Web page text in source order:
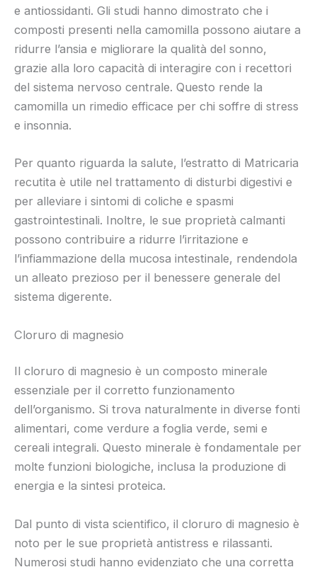
e antiossidanti. Gli studi hanno dimostrato che i
composti presenti nella camomilla possono aiutare a
ridurre l’ansia e migliorare la qualità del sonno,
grazie alla loro capacità di interagire con i recettori
del sistema nervoso centrale. Questo rende la
camomilla un rimedio efficace per chi soffre di stress
e insonnia.
Per quanto riguarda la salute, l’estratto di Matricaria
recutita è utile nel trattamento di disturbi digestivi e
per alleviare i sintomi di coliche e spasmi
gastrointestinali. Inoltre, le sue proprietà calmanti
possono contribuire a ridurre l’irritazione e
l’infiammazione della mucosa intestinale, rendendola
un alleato prezioso per il benessere generale del
sistema digerente.
Cloruro di magnesio
Il cloruro di magnesio è un composto minerale
essenziale per il corretto funzionamento
dell’organismo. Si trova naturalmente in diverse fonti
alimentari, come verdure a foglia verde, semi e
cereali integrali. Questo minerale è fondamentale per
molte funzioni biologiche, inclusa la produzione di
energia e la sintesi proteica.
Dal punto di vista scientifico, il cloruro di magnesio è
noto per le sue proprietà antistress e rilassanti.
Numerosi studi hanno evidenziato che una corretta